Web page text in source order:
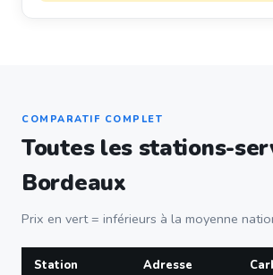
COMPARATIF COMPLET
Toutes les stations-
Bordeaux
Prix en vert = inférieurs à la moyenne
Station Adresse